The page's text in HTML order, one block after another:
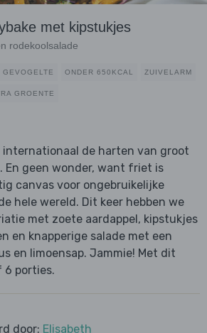
met kipstukjes
rodekoolsalade
GEVOGELTE ONDER 650KCAL ZUIVELARM
GROENTE
de harten van groot
En geen wonder, want friet is
canvas voor ongebruikelijke
hele wereld. Dit keer hebben we
met zoete aardappel, kipstukjes
en knapperige salade met een
en limoensap. Jammie! Met dit
6 porties.
door: Elisabeth